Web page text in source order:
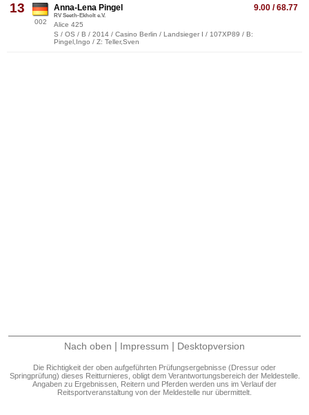
13
002
9.00 / 68.77
Anna-Lena Pingel
RV Seeth-Ekholt e.V.
Alice 425
S / OS / B / 2014 / Casino Berlin / Landsieger I / 107XP89 / B:
Pingel,Ingo / Z: Teller,Sven
Nach oben | Impressum | Desktopversion
Die Richtigkeit der oben aufgeführten Prüfungsergebnisse (Dressur oder
Springprüfung) dieses Reitturnieres, obligt dem Verantwortungsbereich der Meldestelle.
Angaben zu Ergebnissen, Reitern und Pferden werden uns im Verlauf der
Reitsportveranstaltung von der Meldestelle nur übermittelt.